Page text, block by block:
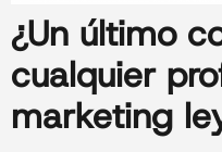
¿Un último
cualquier
marketing